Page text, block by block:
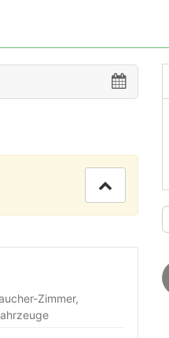
Zimmer,